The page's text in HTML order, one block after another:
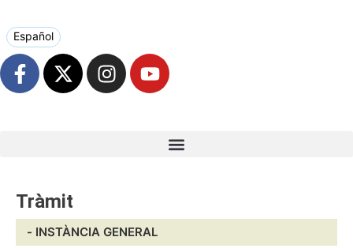
Español
Tràmit
- INSTÀNCIA GENERAL